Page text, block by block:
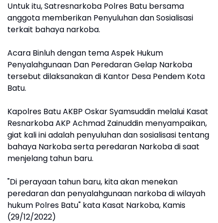
Untuk itu, Satresnarkoba Polres Batu bersama
anggota memberikan Penyuluhan dan Sosialisasi
terkait bahaya narkoba.
Acara Binluh dengan tema Aspek Hukum
Penyalahgunaan Dan Peredaran Gelap Narkoba
tersebut dilaksanakan di Kantor Desa Pendem Kota
Batu.
Kapolres Batu AKBP Oskar Syamsuddin melalui Kasat
Resnarkoba AKP Achmad Zainuddin menyampaikan,
giat kali ini adalah penyuluhan dan sosialisasi tentang
bahaya Narkoba serta peredaran Narkoba di saat
menjelang tahun baru.
"Di perayaan tahun baru, kita akan menekan
peredaran dan penyalahgunaan narkoba di wilayah
hukum Polres Batu" kata Kasat Narkoba, Kamis
(29/12/2022)